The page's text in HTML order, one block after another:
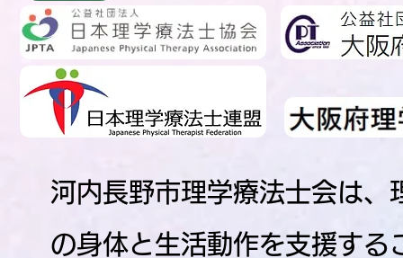
河内長野市理学療法士会は、
の身体と生活動作を支援する